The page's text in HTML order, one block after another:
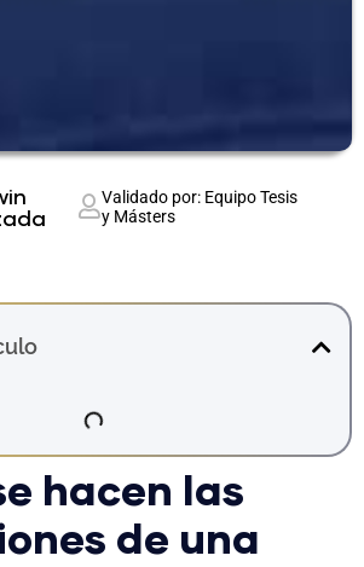
Validado por: Equipo Tesis
y Másters
hacen las
de una